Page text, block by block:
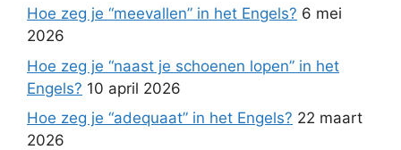
Hoe zeg je “meevallen” in het Engels? 6 mei
2026
Hoe zeg je “naast je schoenen lopen” in het
Engels? 10 april 2026
Hoe zeg je “adequaat” in het Engels? 22 maart
2026